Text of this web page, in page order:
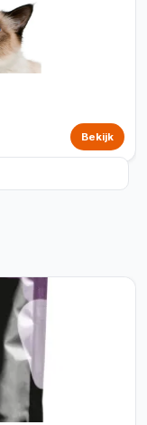
Bekijk